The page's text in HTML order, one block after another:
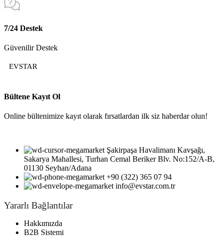
7/24 Destek
Güvenilir Destek
EVSTAR
Bültene Kayıt Ol
Online bültenimize kayıt olarak fırsatlardan ilk siz haberdar olun!
Şakirpaşa Havalimanı Kavşağı,
Sakarya Mahallesi, Turhan Cemal Beriker Blv. No:152/A-B,
01130 Seyhan/Adana
+90 (322) 365 07 94
info@evstar.com.tr
Yararlı Bağlantılar
Hakkımızda
B2B Sistemi